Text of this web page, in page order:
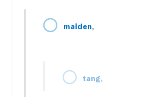
maiden,
tang,